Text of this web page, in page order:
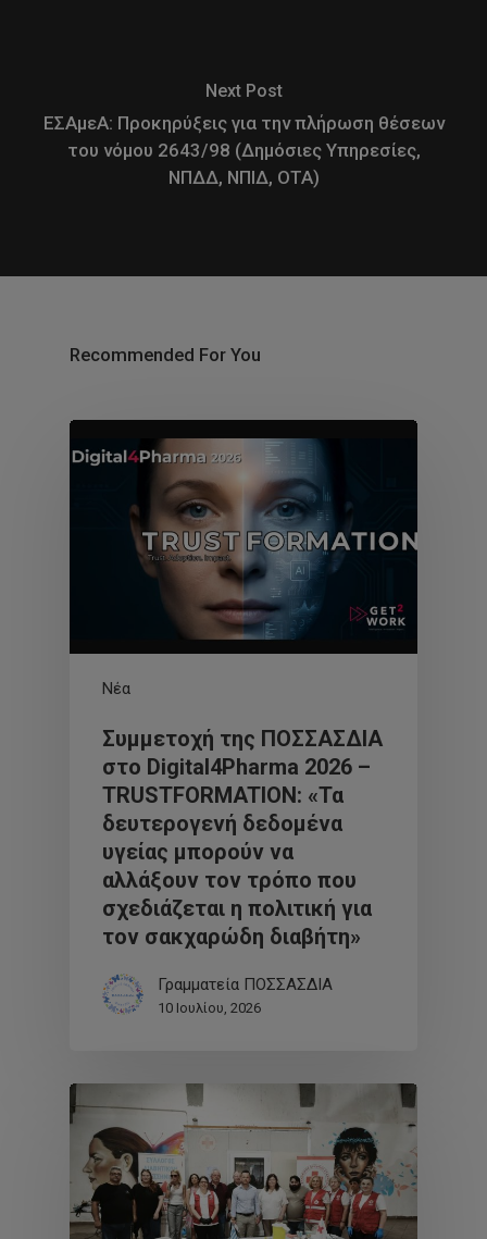
Next Post
ΕΣΑμεΑ: Προκηρύξεις για την πλήρωση θέσεων
του νόμου 2643/98 (Δημόσιες Υπηρεσίες,
ΝΠΔΔ, ΝΠΙΔ, ΟΤΑ)
Recommended For You
Νέα
Συμμετοχή της ΠΟΣΣΑΣΔΙΑ
στο Digital4Pharma 2026 –
TRUSTFORMATION: «Τα
δευτερογενή δεδομένα
υγείας μπορούν να
αλλάξουν τον τρόπο που
σχεδιάζεται η πολιτική για
τον σακχαρώδη διαβήτη»
Γραμματεία ΠΟΣΣΑΣΔΙΑ
10 Ιουλίου, 2026